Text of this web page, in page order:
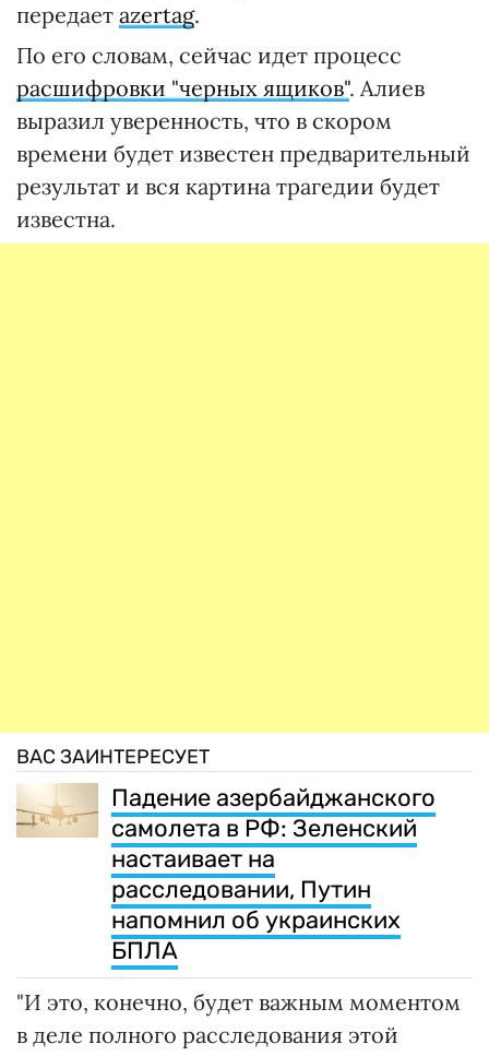
передает azertag.
По его словам, сейчас идет процесс
расшифровки "черных ящиков". Алиев
выразил уверенность, что в скором
времени будет известен предварительный
результат и вся картина трагедии будет
известна.
ВАС ЗАИНТЕРЕСУЕТ
Падение азербайджанского
самолета в РФ: Зеленский
настаивает на
расследовании, Путин
напомнил об украинских
БПЛА
"И это, конечно, будет важным моментом
в деле полного расследования этой